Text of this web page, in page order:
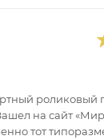
роликовый
на сайт
тот